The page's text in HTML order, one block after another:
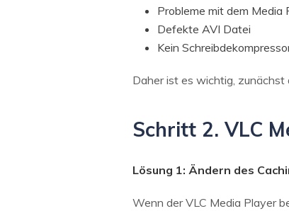
Probleme mit dem Media
Defekte AVI Datei
Kein
Daher ist es wichtig, zunächst
Schritt 2. VLC
Lösung 1: Ändern des
Wenn der VLC Media Player